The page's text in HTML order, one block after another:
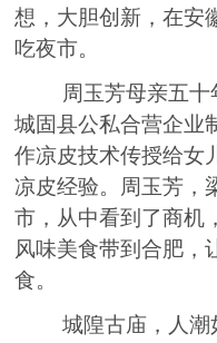
想，大胆创新，在安
吃夜市。
周玉芳母亲五
城固县公私合营企业
作凉皮技术传授给女
凉皮经验。 周玉芳，
市，从中看到了商机
风味美食带到合肥 ，
食。
城隍古庙，人